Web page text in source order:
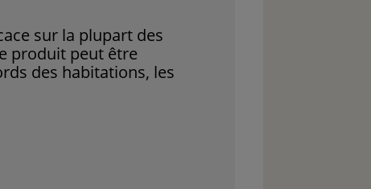
sur la plupart des
produit peut être
des habitations, les